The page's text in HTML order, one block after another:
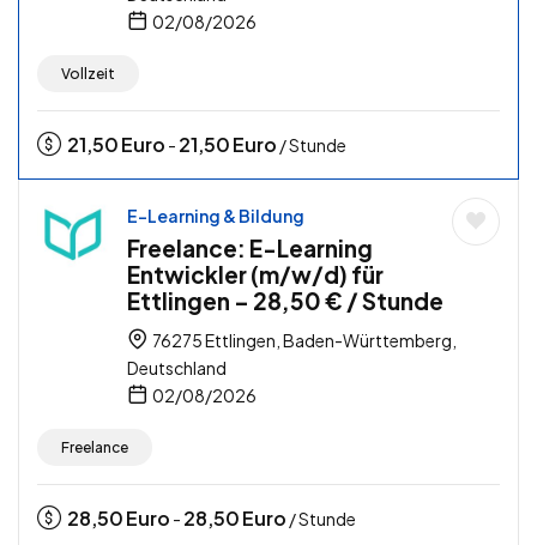
02/08/2026
Vollzeit
21,50Euro - 21,50Euro / Stunde
E-Learning & Bildung
Freelance: E-Learning
Entwickler (m/w/d) für
Ettlingen – 28,50 € / Stunde
76275 Ettlingen, Baden-Württemberg,
Deutschland
02/08/2026
Freelance
28,50Euro - 28,50Euro / Stunde